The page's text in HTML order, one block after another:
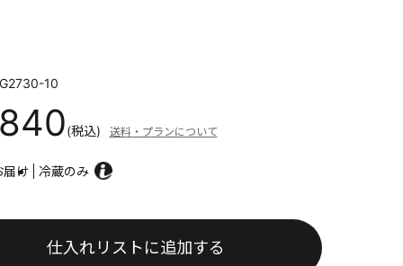
10
(税込) 送料・プランについて
届け 冷蔵のみ
仕入れリストに追加する